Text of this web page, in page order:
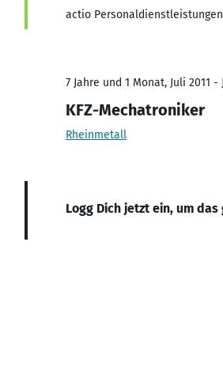
actio Personaldienstleistungen
7 Jahre und 1 Monat, Juli 2011 -
KFZ-Mechatroniker
Rheinmetall
Logg Dich jetzt ein, um